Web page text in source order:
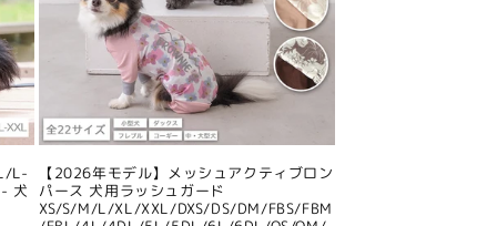
L-
犬
【2026年モデル】メッシュアクティブロン
パース 犬用ラッシュガード
XS/S/M/L/XL/XXL/DXS/DS/DM/FBS/FBM